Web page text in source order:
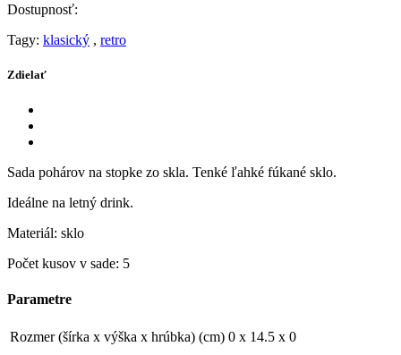
Dostupnosť:
Tagy: klasický , retro
Zdielať
Sada pohárov na stopke zo skla. Tenké ľahké fúkané sklo.
Ideálne na letný drink.
Materiál: sklo
Počet kusov v sade: 5
Parametre
Rozmer (šírka x výška x hrúbka) (cm) 0 x 14.5 x 0